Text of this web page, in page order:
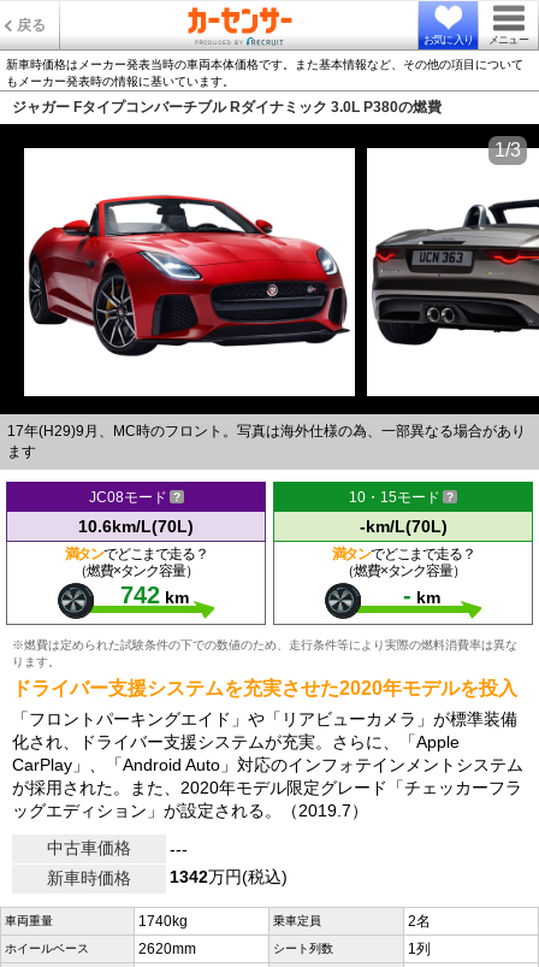
戻る
お気に入り メニュー
新車時価格はメーカー発表当時の車両本体価格です。また基本情報など、その他の項目について
もメーカー発表時の情報に基いています。
ジャガー Fタイプコンバーチブル Rダイナミック 3.0L P380の燃費
17年(H29)9月、MC時のフロント。写真は海外仕様の為、一部異なる場合があり
ます
1/3
JC08モード
10.6km/L(70L)
満タンでどこまで走る？
（燃費×タンク容量）
742 km
10・15モード
-km/L(70L)
満タンでどこまで走る？
（燃費×タンク容量）
- km
※燃費は定められた試験条件の下での数値のため、走行条件等により実際の燃料消費率は異な
ります。
ドライバー支援システムを充実させた2020年モデルを投入
「フロントパーキングエイド」や「リアビューカメラ」が標準装備
化され、ドライバー支援システムが充実。さらに、「Apple
CarPlay」、「Android Auto」対応のインフォテインメントシステム
が採用された。また、2020年モデル限定グレード「チェッカーフラ
ッグエディション」が設定される。（2019.7）
中古車価格
---
新車時価格
1342万円(税込)
車両重量 1740kg 乗車定員 2名
ホイールベース 2620mm シート列数 1列